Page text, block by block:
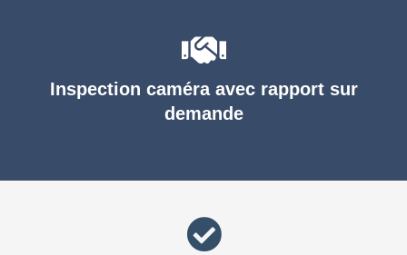
Inspection caméra avec rapport sur
demande